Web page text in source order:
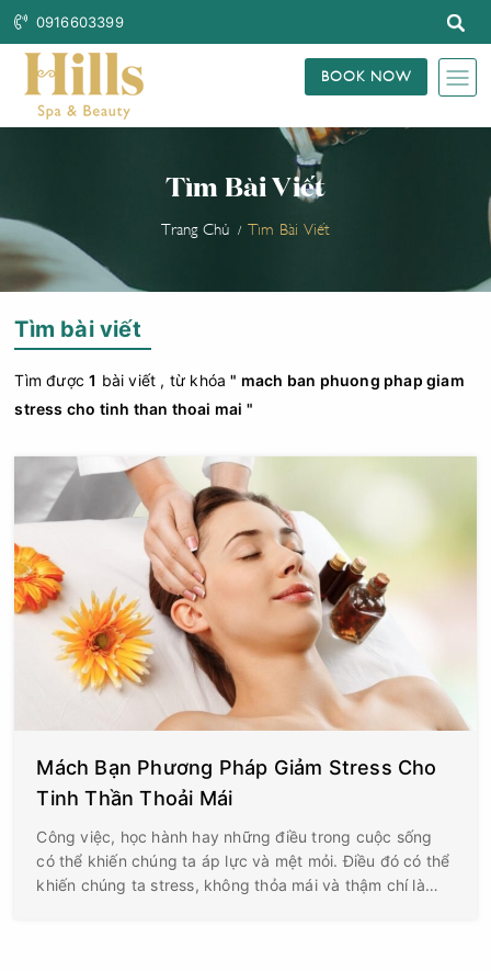
0916603399
BOOK NOW
Tìm Bài Viết
Trang Chủ Tìm Bài Viết
Tìm bài viết
Tìm được1 bài viết , từ khóa" mach ban phuong phap giam
stress cho tinh than thoai mai "
Mách Bạn Phương Pháp Giảm Stress Cho
Tinh Thần Thoải Mái
Công việc, học hành hay những điều trong cuộc sống
có thể khiến chúng ta áp lực và mệt mỏi. Điều đó có thể
khiến chúng ta stress, không thỏa mái và thậm chí là